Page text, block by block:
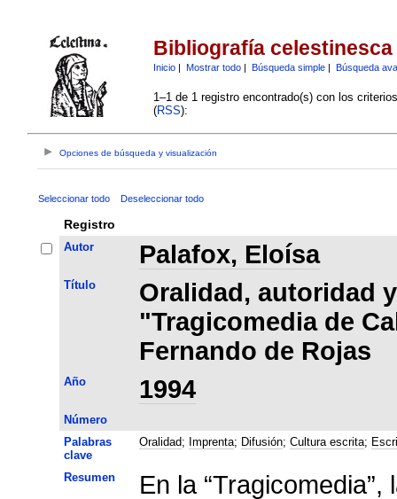
Bibliografía celestinesca
Inicio| Mostrar todo| Búsqueda simple| Búsqueda
1–1 de 1 registro encontrado(s) con los
(RSS):
Opciones de búsqueda y visualización
Seleccionar todo Deseleccionar todo
Registro
Autor Palafox, Eloísa
Título
Oralidad, autoridad
"Tragicomedia de
Fernando de Rojas
Año 1994
Número
Palabras
clave
Oralidad; Imprenta; Difusión; Cultura escrita;
Resumen
En la